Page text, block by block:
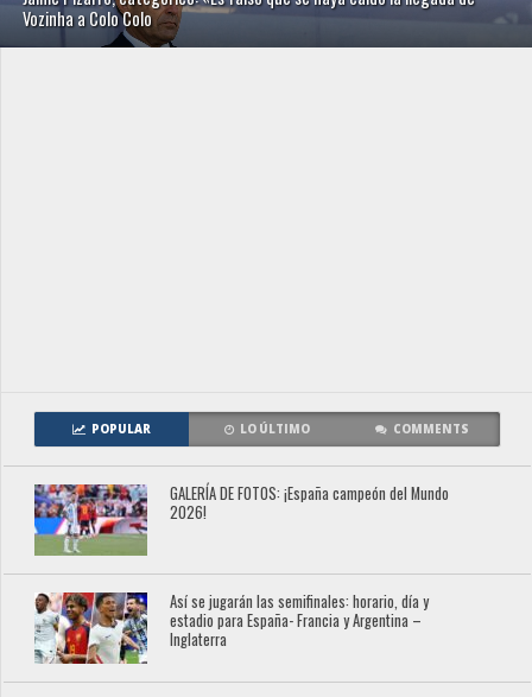
Vozinha a Colo Colo
POPULAR LO ÚLTIMO COMMENTS
GALERÍA DE FOTOS: ¡España campeón del Mundo
2026!
Así se jugarán las semifinales: horario, día y
estadio para España- Francia y Argentina –
Inglaterra